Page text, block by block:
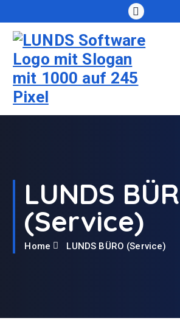
k
n
LUNDS
(Service)
Home LUNDS BÜRO (Service)